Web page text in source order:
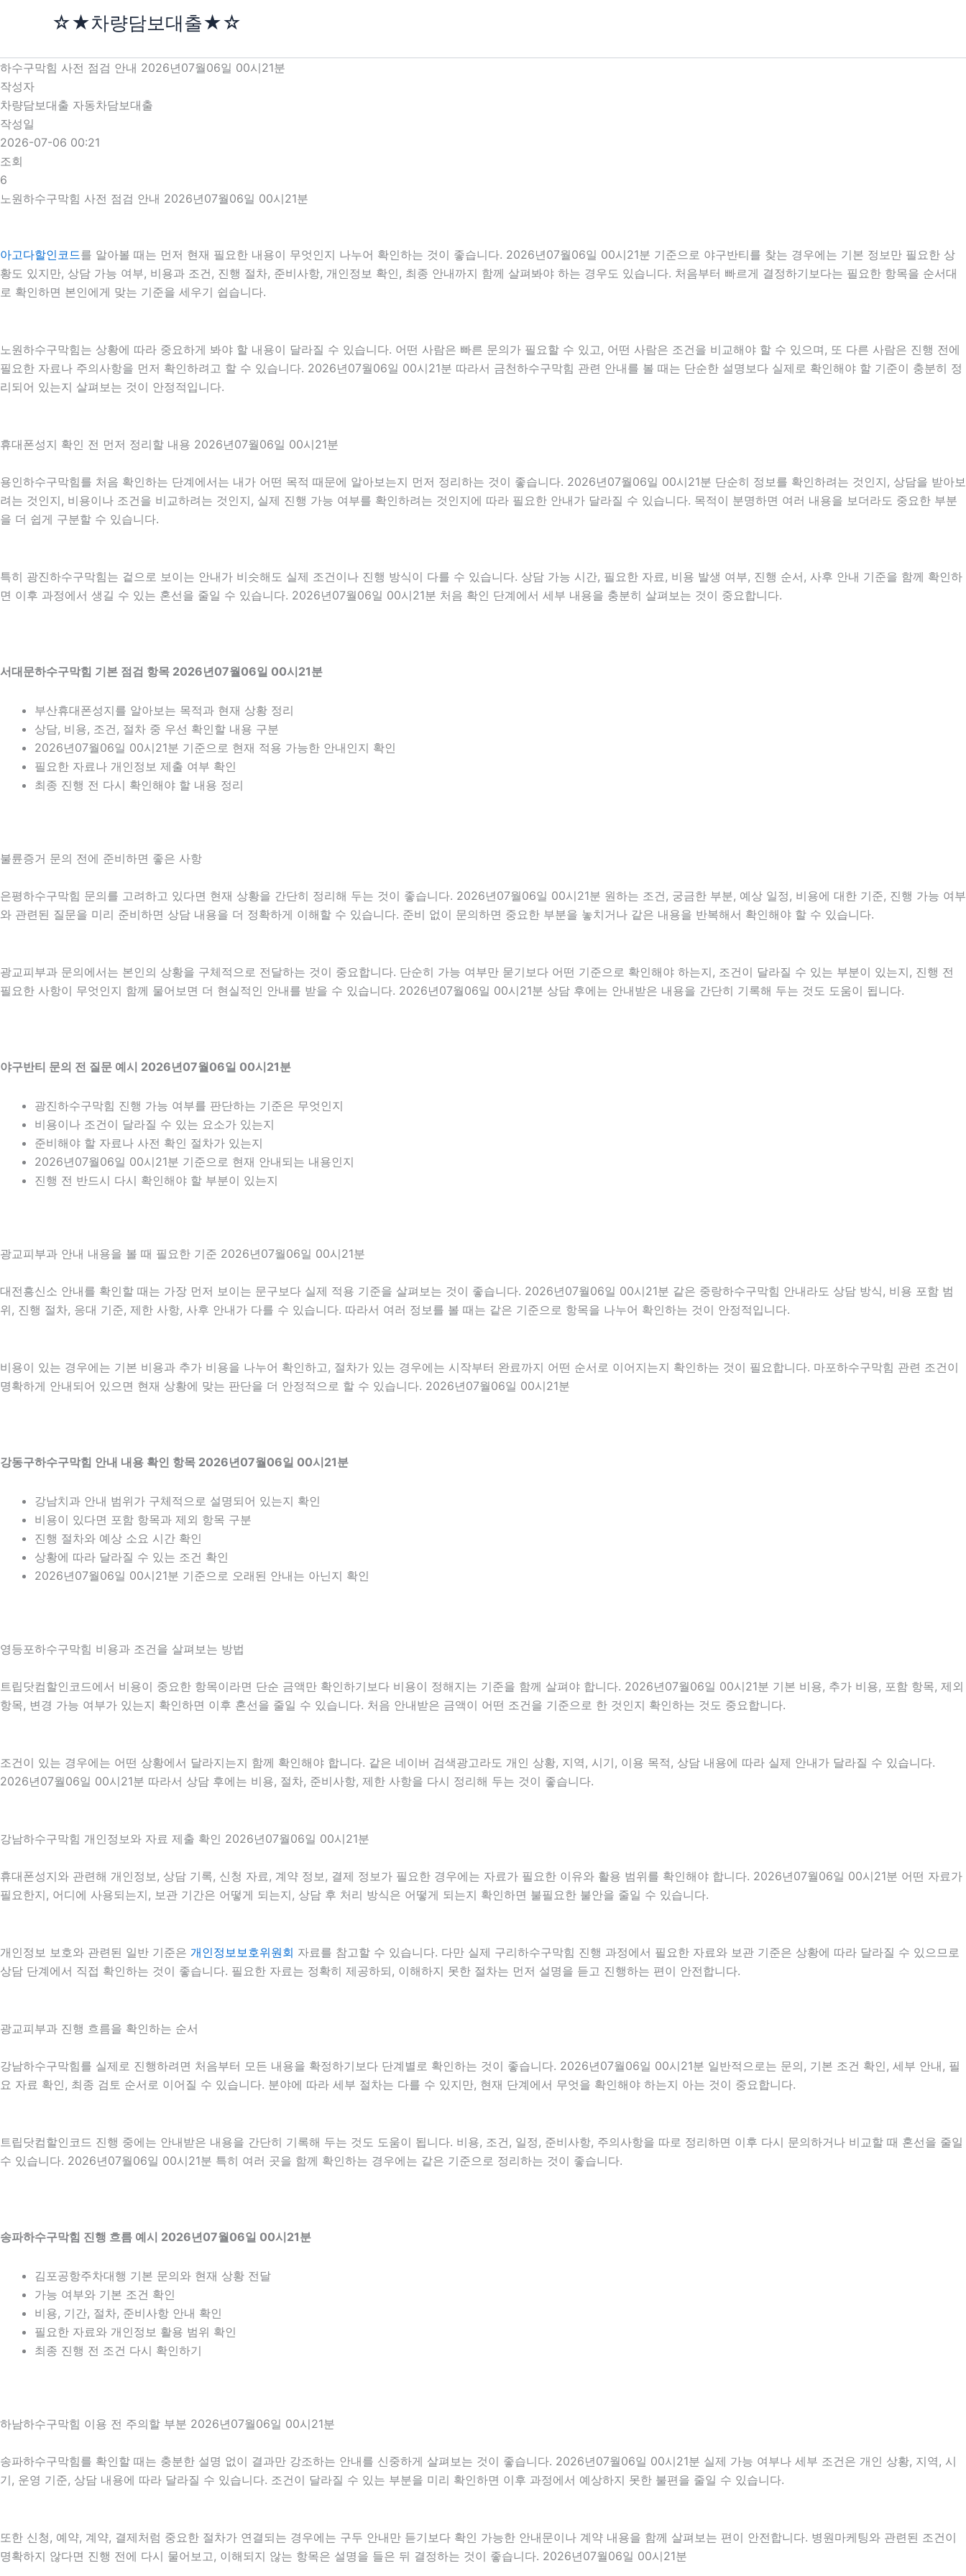
로
건
너
뛰
기
☆★차량담보대출★☆
하수구막힘 사전 점검 안내 2026년07월06일 00시21분
작성자
차량담보대출 자동차담보대출
작성일
2026-07-06 00:21
조회
6
노원하수구막힘 사전 점검 안내 2026년07월06일 00시21분
아고다할인코드를 알아볼 때는 먼저 현재 필요한 내용이 무엇인지 나누어 확인하는 것이 좋습니다. 2026년07월06일 00시21분 기준으로 야구반티를 찾는 경우에는 기본 정보만 필요한 상
황도 있지만, 상담 가능 여부, 비용과 조건, 진행 절차, 준비사항, 개인정보 확인, 최종 안내까지 함께 살펴봐야 하는 경우도 있습니다. 처음부터 빠르게 결정하기보다는 필요한 항목을 순서대
로 확인하면 본인에게 맞는 기준을 세우기 쉽습니다.
노원하수구막힘는 상황에 따라 중요하게 봐야 할 내용이 달라질 수 있습니다. 어떤 사람은 빠른 문의가 필요할 수 있고, 어떤 사람은 조건을 비교해야 할 수 있으며, 또 다른 사람은 진행 전에
필요한 자료나 주의사항을 먼저 확인하려고 할 수 있습니다. 2026년07월06일 00시21분 따라서 금천하수구막힘 관련 안내를 볼 때는 단순한 설명보다 실제로 확인해야 할 기준이 충분히 정
리되어 있는지 살펴보는 것이 안정적입니다.
휴대폰성지 확인 전 먼저 정리할 내용 2026년07월06일 00시21분
용인하수구막힘를 처음 확인하는 단계에서는 내가 어떤 목적 때문에 알아보는지 먼저 정리하는 것이 좋습니다. 2026년07월06일 00시21분 단순히 정보를 확인하려는 것인지, 상담을 받아보
려는 것인지, 비용이나 조건을 비교하려는 것인지, 실제 진행 가능 여부를 확인하려는 것인지에 따라 필요한 안내가 달라질 수 있습니다. 목적이 분명하면 여러 내용을 보더라도 중요한 부분
을 더 쉽게 구분할 수 있습니다.
특히 광진하수구막힘는 겉으로 보이는 안내가 비슷해도 실제 조건이나 진행 방식이 다를 수 있습니다. 상담 가능 시간, 필요한 자료, 비용 발생 여부, 진행 순서, 사후 안내 기준을 함께 확인하
면 이후 과정에서 생길 수 있는 혼선을 줄일 수 있습니다. 2026년07월06일 00시21분 처음 확인 단계에서 세부 내용을 충분히 살펴보는 것이 중요합니다.
서대문하수구막힘 기본 점검 항목 2026년07월06일 00시21분
부산휴대폰성지를 알아보는 목적과 현재 상황 정리
상담, 비용, 조건, 절차 중 우선 확인할 내용 구분
2026년07월06일 00시21분 기준으로 현재 적용 가능한 안내인지 확인
필요한 자료나 개인정보 제출 여부 확인
최종 진행 전 다시 확인해야 할 내용 정리
불륜증거 문의 전에 준비하면 좋은 사항
은평하수구막힘 문의를 고려하고 있다면 현재 상황을 간단히 정리해 두는 것이 좋습니다. 2026년07월06일 00시21분 원하는 조건, 궁금한 부분, 예상 일정, 비용에 대한 기준, 진행 가능 여부
와 관련된 질문을 미리 준비하면 상담 내용을 더 정확하게 이해할 수 있습니다. 준비 없이 문의하면 중요한 부분을 놓치거나 같은 내용을 반복해서 확인해야 할 수 있습니다.
광교피부과 문의에서는 본인의 상황을 구체적으로 전달하는 것이 중요합니다. 단순히 가능 여부만 묻기보다 어떤 기준으로 확인해야 하는지, 조건이 달라질 수 있는 부분이 있는지, 진행 전
필요한 사항이 무엇인지 함께 물어보면 더 현실적인 안내를 받을 수 있습니다. 2026년07월06일 00시21분 상담 후에는 안내받은 내용을 간단히 기록해 두는 것도 도움이 됩니다.
야구반티 문의 전 질문 예시 2026년07월06일 00시21분
광진하수구막힘 진행 가능 여부를 판단하는 기준은 무엇인지
비용이나 조건이 달라질 수 있는 요소가 있는지
준비해야 할 자료나 사전 확인 절차가 있는지
2026년07월06일 00시21분 기준으로 현재 안내되는 내용인지
진행 전 반드시 다시 확인해야 할 부분이 있는지
광교피부과 안내 내용을 볼 때 필요한 기준 2026년07월06일 00시21분
대전흥신소 안내를 확인할 때는 가장 먼저 보이는 문구보다 실제 적용 기준을 살펴보는 것이 좋습니다. 2026년07월06일 00시21분 같은 중랑하수구막힘 안내라도 상담 방식, 비용 포함 범
위, 진행 절차, 응대 기준, 제한 사항, 사후 안내가 다를 수 있습니다. 따라서 여러 정보를 볼 때는 같은 기준으로 항목을 나누어 확인하는 것이 안정적입니다.
비용이 있는 경우에는 기본 비용과 추가 비용을 나누어 확인하고, 절차가 있는 경우에는 시작부터 완료까지 어떤 순서로 이어지는지 확인하는 것이 필요합니다. 마포하수구막힘 관련 조건이
명확하게 안내되어 있으면 현재 상황에 맞는 판단을 더 안정적으로 할 수 있습니다. 2026년07월06일 00시21분
강동구하수구막힘 안내 내용 확인 항목 2026년07월06일 00시21분
강남치과 안내 범위가 구체적으로 설명되어 있는지 확인
비용이 있다면 포함 항목과 제외 항목 구분
진행 절차와 예상 소요 시간 확인
상황에 따라 달라질 수 있는 조건 확인
2026년07월06일 00시21분 기준으로 오래된 안내는 아닌지 확인
영등포하수구막힘 비용과 조건을 살펴보는 방법
트립닷컴할인코드에서 비용이 중요한 항목이라면 단순 금액만 확인하기보다 비용이 정해지는 기준을 함께 살펴야 합니다. 2026년07월06일 00시21분 기본 비용, 추가 비용, 포함 항목, 제외
항목, 변경 가능 여부가 있는지 확인하면 이후 혼선을 줄일 수 있습니다. 처음 안내받은 금액이 어떤 조건을 기준으로 한 것인지 확인하는 것도 중요합니다.
조건이 있는 경우에는 어떤 상황에서 달라지는지 함께 확인해야 합니다. 같은 네이버 검색광고라도 개인 상황, 지역, 시기, 이용 목적, 상담 내용에 따라 실제 안내가 달라질 수 있습니다.
2026년07월06일 00시21분 따라서 상담 후에는 비용, 절차, 준비사항, 제한 사항을 다시 정리해 두는 것이 좋습니다.
강남하수구막힘 개인정보와 자료 제출 확인 2026년07월06일 00시21분
휴대폰성지와 관련해 개인정보, 상담 기록, 신청 자료, 계약 정보, 결제 정보가 필요한 경우에는 자료가 필요한 이유와 활용 범위를 확인해야 합니다. 2026년07월06일 00시21분 어떤 자료가
필요한지, 어디에 사용되는지, 보관 기간은 어떻게 되는지, 상담 후 처리 방식은 어떻게 되는지 확인하면 불필요한 불안을 줄일 수 있습니다.
개인정보 보호와 관련된 일반 기준은 개인정보보호위원회 자료를 참고할 수 있습니다. 다만 실제 구리하수구막힘 진행 과정에서 필요한 자료와 보관 기준은 상황에 따라 달라질 수 있으므로
상담 단계에서 직접 확인하는 것이 좋습니다. 필요한 자료는 정확히 제공하되, 이해하지 못한 절차는 먼저 설명을 듣고 진행하는 편이 안전합니다.
광교피부과 진행 흐름을 확인하는 순서
강남하수구막힘를 실제로 진행하려면 처음부터 모든 내용을 확정하기보다 단계별로 확인하는 것이 좋습니다. 2026년07월06일 00시21분 일반적으로는 문의, 기본 조건 확인, 세부 안내, 필
요 자료 확인, 최종 검토 순서로 이어질 수 있습니다. 분야에 따라 세부 절차는 다를 수 있지만, 현재 단계에서 무엇을 확인해야 하는지 아는 것이 중요합니다.
트립닷컴할인코드 진행 중에는 안내받은 내용을 간단히 기록해 두는 것도 도움이 됩니다. 비용, 조건, 일정, 준비사항, 주의사항을 따로 정리하면 이후 다시 문의하거나 비교할 때 혼선을 줄일
수 있습니다. 2026년07월06일 00시21분 특히 여러 곳을 함께 확인하는 경우에는 같은 기준으로 정리하는 것이 좋습니다.
송파하수구막힘 진행 흐름 예시 2026년07월06일 00시21분
김포공항주차대행 기본 문의와 현재 상황 전달
가능 여부와 기본 조건 확인
비용, 기간, 절차, 준비사항 안내 확인
필요한 자료와 개인정보 활용 범위 확인
최종 진행 전 조건 다시 확인하기
하남하수구막힘 이용 전 주의할 부분 2026년07월06일 00시21분
송파하수구막힘를 확인할 때는 충분한 설명 없이 결과만 강조하는 안내를 신중하게 살펴보는 것이 좋습니다. 2026년07월06일 00시21분 실제 가능 여부나 세부 조건은 개인 상황, 지역, 시
기, 운영 기준, 상담 내용에 따라 달라질 수 있습니다. 조건이 달라질 수 있는 부분을 미리 확인하면 이후 과정에서 예상하지 못한 불편을 줄일 수 있습니다.
또한 신청, 예약, 계약, 결제처럼 중요한 절차가 연결되는 경우에는 구두 안내만 듣기보다 확인 가능한 안내문이나 계약 내용을 함께 살펴보는 편이 안전합니다. 병원마케팅와 관련된 조건이
명확하지 않다면 진행 전에 다시 물어보고, 이해되지 않는 항목은 설명을 들은 뒤 결정하는 것이 좋습니다. 2026년07월06일 00시21분